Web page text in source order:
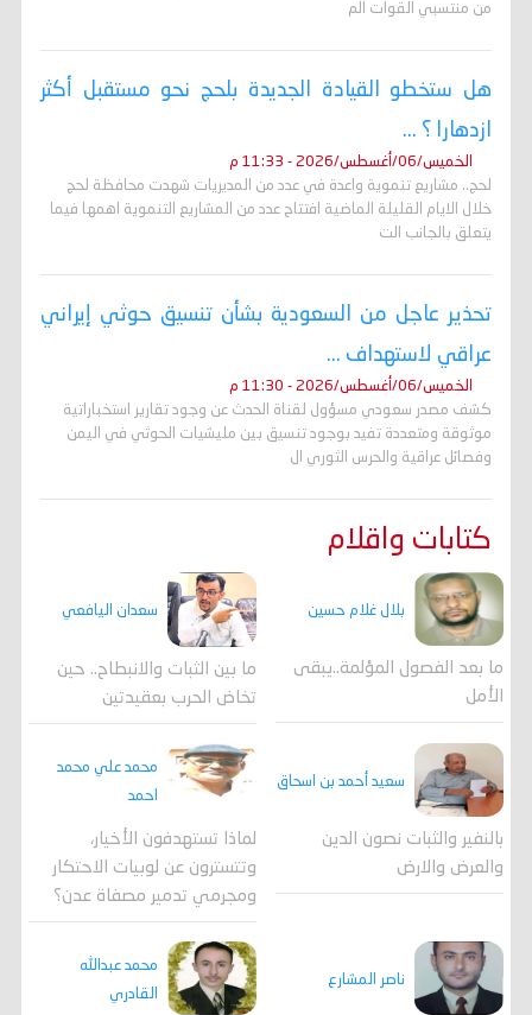
من منتسبي القوات الم
هل ستخطو القيادة الجديدة بلحج نحو مستقبل أكثر
ازدهارا ؟ ...
الخميس/06/أغسطس/2026 - 11:33 م
لحج.. مشاريع تنموية واعدة في عدد من المديريات شهدت محافظة لحج
خلال الايام القليلة الماضية افتتاح عدد من المشاريع التنموية اهمها فيما
يتعلق بالجانب الت
تحذير عاجل من السعودية بشأن تنسيق حوثي إيراني
عراقي لاستهداف ...
الخميس/06/أغسطس/2026 - 11:30 م
كشف مصدر سعودي مسؤول لقناة الحدث عن وجود تقارير استخباراتية
موثوقة ومتعددة تفيد بوجود تنسيق بين مليشيات الحوثي في اليمن
وفصائل عراقية والحرس الثوري ال
كتابات واقلام
بلال غلام حسين
ما بعد الفصول المؤلمة..يبقى
الأمل
سعدان اليافعي
ما بين الثبات والانبطاح.. حين
تخاض الحرب بعقيدتين
سعيد أحمد بن اسحاق
بالنفير والثبات نصون الدين
والعرض والارض
محمد علي محمد
احمد
لماذا تستهدفون الأخيار،
وتتسترون عن لوبيات الاحتكار
ومجرمي تدمير مصفاة عدن؟
ناصر المشارع
محمد عبدالله
القادري